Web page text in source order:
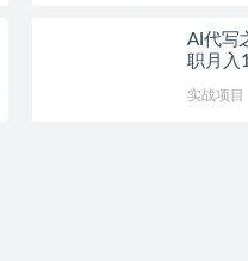
AI代写
职月入
实战项目